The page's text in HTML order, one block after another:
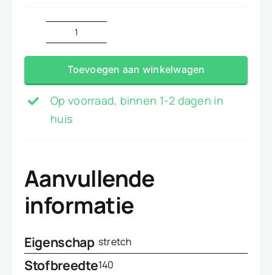
mille
fleur
geel
aantal
Toevoegen aan winkelwagen
Op voorraad, binnen 1-2 dagen in
huis
Aanvullende
informatie
Eigenschap stretch
Stofbreedte140